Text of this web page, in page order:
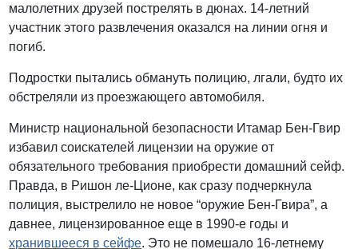
малолетних друзей пострелять в дюнах. 14-летний
участник этого развлечения оказался на линии огня и
погиб.
Подростки пытались обмануть полицию, лгали, будто их
обстреляли из проезжающего автомобиля.
Министр национальной безопасности Итамар Бен-Гвир
избавил соискателей лицензии на оружие от
обязательного требования приобрести домашний сейф.
Правда, в Ришон ле-Ционе, как сразу подчеркнула
полиция, выстрелило не новое “оружие Бен-Гвира”, а
давнее, лицензированное еще в 1990-е годы и
хранившееся в сейфе. Это не помешало 16-летнему